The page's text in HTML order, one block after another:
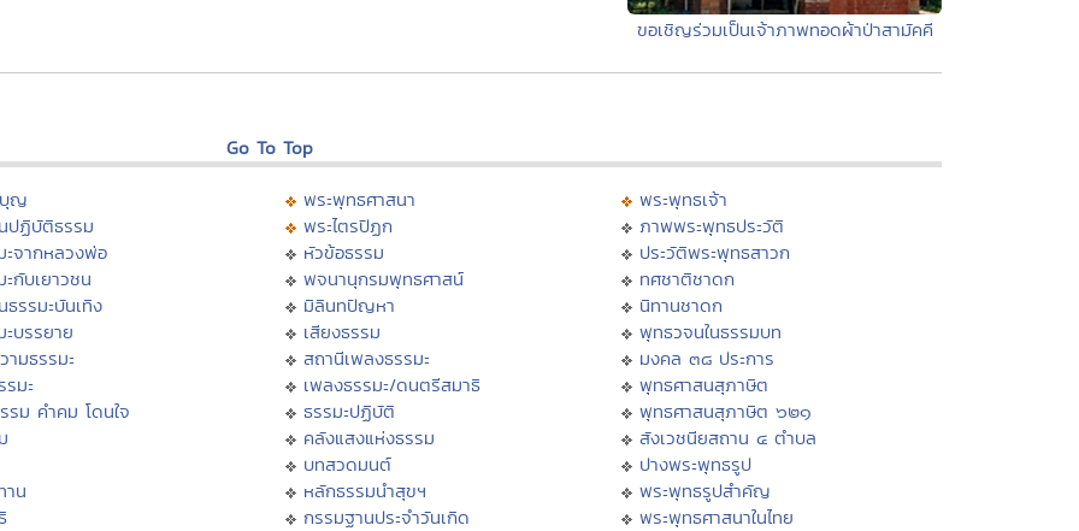
ขอเชิญร่วมเป็นเจ้าภาพทอดผ้าป่าสามัคคี
Go To Top
ญ
ปฏิบัติธรรม
ะจากหลวงพ่อ
ะกับเยาวชน
ธรรมะบันเทิง
ะบรรยาย
ามธรรมะ
รมะ
รม คำคม โดนใจ
น
พระพุทธศาสนา
พระไตรปิฏก
หัวข้อธรรม
พจนานุกรมพุทธศาสน์
มิลินทปัญหา
เสียงธรรม
สถานีเพลงธรรมะ
เพลงธรรมะ/ดนตรีสมาธิ
ธรรมะปฏิบัติ
คลังแสงแห่งธรรม
บทสวดมนต์
หลักธรรมนำสุขฯ
กรรมฐานประจำวันเกิด
พระพุทธเจ้า
ภาพพระพุทธประวัติ
ประวัติพระพุทธสาวก
ทศชาติชาดก
นิทานชาดก
พุทธวจนในธรรมบท
มงคล ๓๘ ประการ
พุทธศาสนสุภาษิต
พุทธศาสนสุภาษิต ๖๒๑
สังเวชนียสถาน ๔ ตำบล
ปางพระพุทธรูป
พระพุทธรูปสำคัญ
พระพุทธศาสนาในไทย